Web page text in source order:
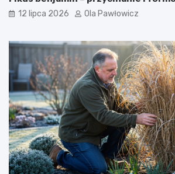
12 lipca 2026 Ola Pawłowicz